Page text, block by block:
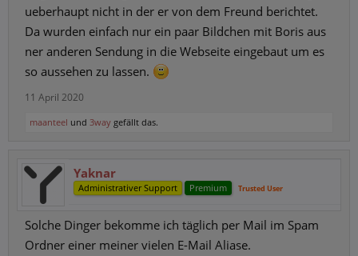
ueberhaupt nicht in der er von dem Freund berichtet.
Da wurden einfach nur ein paar Bildchen mit Boris aus
ner anderen Sendung in die Webseite eingebaut um es
so aussehen zu lassen.
11 April 2020
maanteel und 3way gefällt das.
Yaknar
Administrativer Support Premium Trusted User
Solche Dinger bekomme ich täglich per Mail im Spam
Ordner einer meiner vielen E-Mail Aliase.